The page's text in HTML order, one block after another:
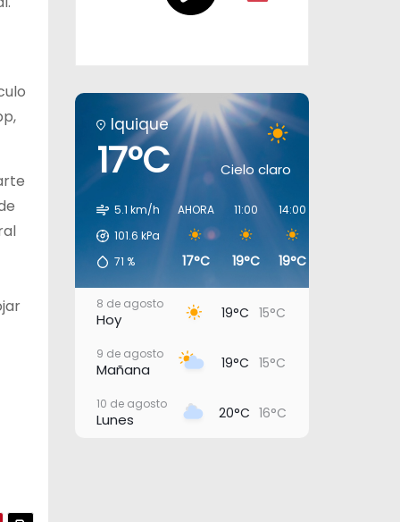
Iquique
17°C Cielo claro
5.1 km/h
101.6 kPa
71 %
AHORA
17°C
11:00
19°C
14:00
19°C
8 de agosto
Hoy 19°C 15°C
9 de agosto
Mañana 19°C 15°C
10 de agosto
Lunes 20°C 16°C